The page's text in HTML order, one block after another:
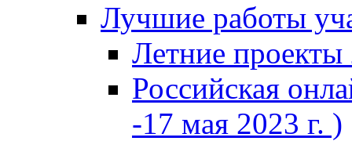
Лучшие работы
Летние проекты
Российская
-17 мая 2023 г. )